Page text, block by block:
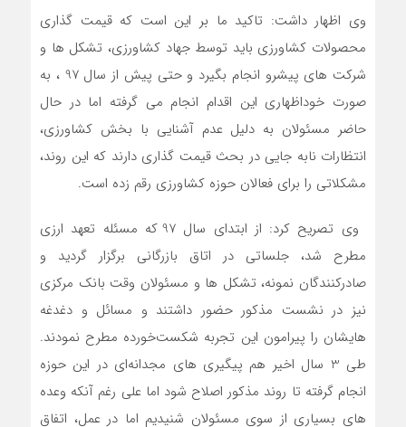
وی اظهار داشت: تاکید ما بر این است که قیمت گذاری
محصولات کشاورزی باید توسط جهاد کشاورزی، تشکل ها و
شرکت های پیشرو انجام بگیرد و حتی پیش از سال 97 ، به
صورت خوداظهاری این اقدام انجام می گرفته اما در حال
حاضر مسئولان به دلیل عدم آشنایی با بخش کشاورزی،
انتظارات نابه جایی در بحث قیمت گذاری دارند که این روند،
مشکلاتی را برای فعالان حوزه کشاورزی رقم زده است.
وی تصریح کرد: از ابتدای سال 97 که مسئله تعهد ارزی
مطرح شد، جلساتی در اتاق بازرگانی برگزار گردید و
صادرکنندگان نمونه، تشکل ها و مسئولان وقت بانک مرکزی
نیز در نشست مذکور حضور داشتند و مسائل و دغدغه
هایشان را پیرامون این تجربه شکست‌خورده مطرح نمودند.
طی 3 سال اخیر هم پیگیری های مجدانه‌ای در این حوزه
انجام گرفته تا روند مذکور اصلاح شود اما علی رغم آنکه وعده
های بسیاری از سوی مسئولان شنیدیم اما در عمل، اتفاق